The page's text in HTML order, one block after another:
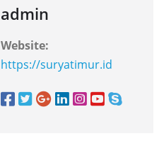
admin
Website:
https://suryatimur.id